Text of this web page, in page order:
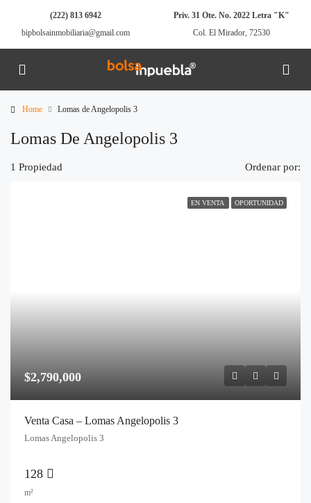
(222) 813 6942
bipbolsainmobiliaria@gmail.com
Priv. 31 Ote. No. 2022 Letra "K"
Col. El Mirador, 72530
Home Lomas de Angelopolis 3
Lomas De Angelopolis 3
1 Propiedad Ordenar por:
EN VENTA OPORTUNIDAD
$2,790,000
Venta Casa – Lomas Angelopolis 3
Lomas Angelopolis 3
128
m²